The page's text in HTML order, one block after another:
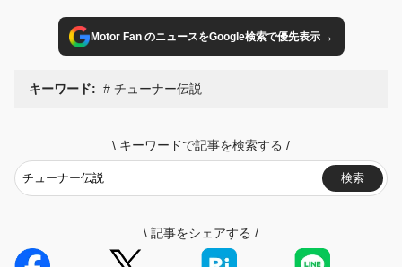
Motor Fan のニュースをGoogle検索で優先表示→
キーワード: チューナー伝説
\ キーワードで記事を検索する /
検索
\ 記事をシェアする /